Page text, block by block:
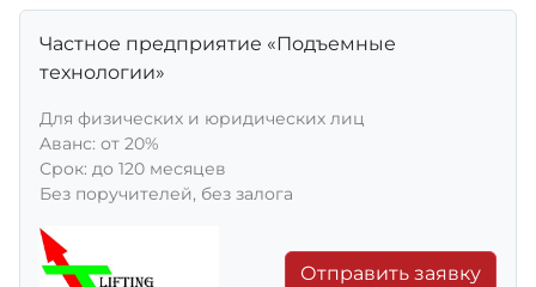
Частное предприятие «Подъемные
технологии»
Для физических и юридических лиц
Aванс: от 20%
Срок: до 120 месяцев
Без поручителей, без залога
Отправить заявку